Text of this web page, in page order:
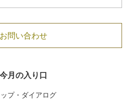
問い合わせ
月の入り口
プ・ダイアログ